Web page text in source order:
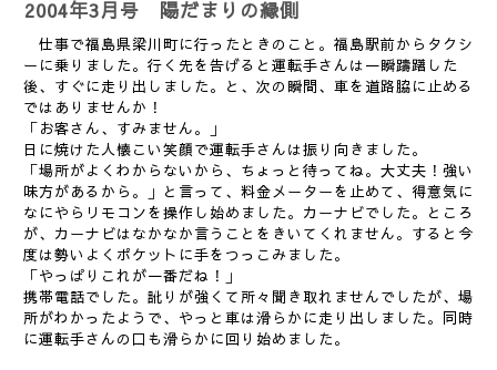
2004年3月号 陽だまりの縁側
仕事で福島県梁川町に行ったときのこと。福島駅前からタクシ
ーに乗りました。行く先を告げると運転手さんは一瞬躊躇した
後、すぐに走り出しました。と、次の瞬間、車を道路脇に止める
ではありませんか！
「お客さん、すみません。」
日に焼けた人懐こい笑顔で運転手さんは振り向きました。
「場所がよくわからないから、ちょっと待ってね。大丈夫！強い
味方があるから。」と言って、料金メーターを止めて、得意気に
なにやらリモコンを操作し始めました。カーナビでした。ところ
が、カーナビはなかなか言うことをきいてくれません。すると今
度は勢いよくポケットに手をつっこみました。
「やっぱりこれが一番だね！」
携帯電話でした。訛りが強くて所々聞き取れませんでしたが、場
所がわかったようで、やっと車は滑らかに走り出しました。同時
に運転手さんの口も滑らかに回り始めました。